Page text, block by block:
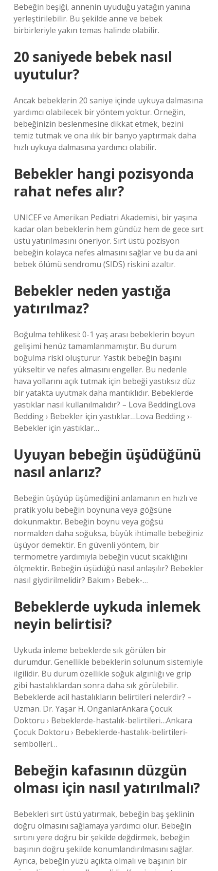
Bebeğin beşiği, annenin uyuduğu yatağın yanına
yerleştirilebilir. Bu şekilde anne ve bebek
birbirleriyle yakın temas halinde olabilir.
20 saniyede bebek nasıl
uyutulur?
Ancak bebeklerin 20 saniye içinde uykuya dalmasına
yardımcı olabilecek bir yöntem yoktur. Örneğin,
bebeğinizin beslenmesine dikkat etmek, bezini
temiz tutmak ve ona ılık bir banyo yaptırmak daha
hızlı uykuya dalmasına yardımcı olabilir.
Bebekler hangi pozisyonda
rahat nefes alır?
UNICEF ve Amerikan Pediatri Akademisi, bir yaşına
kadar olan bebeklerin hem gündüz hem de gece sırt
üstü yatırılmasını öneriyor. Sırt üstü pozisyon
bebeğin kolayca nefes almasını sağlar ve bu da ani
bebek ölümü sendromu (SIDS) riskini azaltır.
Bebekler neden yastığa
yatırılmaz?
Boğulma tehlikesi: 0-1 yaş arası bebeklerin boyun
gelişimi henüz tamamlanmamıştır. Bu durum
boğulma riski oluşturur. Yastık bebeğin başını
yükseltir ve nefes almasını engeller. Bu nedenle
hava yollarını açık tutmak için bebeği yastıksız düz
bir yatakta uyutmak daha mantıklıdır. Bebeklerde
yastıklar nasıl kullanılmalıdır? – Lova BeddingLova
Bedding › Bebekler için yastıklar…Lova Bedding ›-
Bebekler için yastıklar…
Uyuyan bebeğin üşüdüğünü
nasıl anlarız?
Bebeğin üşüyüp üşümediğini anlamanın en hızlı ve
pratik yolu bebeğin boynuna veya göğsüne
dokunmaktır. Bebeğin boynu veya göğsü
normalden daha soğuksa, büyük ihtimalle bebeğiniz
üşüyor demektir. En güvenli yöntem, bir
termometre yardımıyla bebeğin vücut sıcaklığını
ölçmektir. Bebeğin üşüdüğü nasıl anlaşılır? Bebekler
nasıl giydirilmelidir? Bakım › Bebek-…
Bebeklerde uykuda inlemek
neyin belirtisi?
Uykuda inleme bebeklerde sık görülen bir
durumdur. Genellikle bebeklerin solunum sistemiyle
ilgilidir. Bu durum özellikle soğuk algınlığı ve grip
gibi hastalıklardan sonra daha sık görülebilir.
Bebeklerde acil hastalıkların belirtileri nelerdir? –
Uzman. Dr. Yaşar H. OnganlarAnkara Çocuk
Doktoru › Bebeklerde-hastalık-belirtileri…Ankara
Çocuk Doktoru › Bebeklerde-hastalık-belirtileri-
sembolleri…
Bebeğin kafasının düzgün
olması için nasıl yatırılmalı?
Bebekleri sırt üstü yatırmak, bebeğin baş şeklinin
doğru olmasını sağlamaya yardımcı olur. Bebeğin
sırtını yere doğru bir şekilde değdirmek, bebeğin
başının doğru şekilde konumlandırılmasını sağlar.
Ayrıca, bebeğin yüzü açıkta olmalı ve başının bir